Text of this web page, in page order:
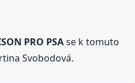
PRO PSAse k tomuto
Svobodová.